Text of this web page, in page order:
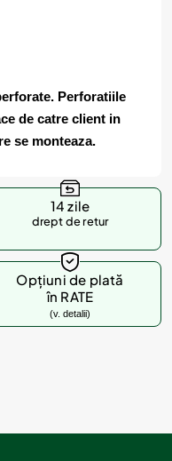
Perforatiile
de catre client in
se monteaza.
14 zile
drept de retur
Opțiuni de plată
în RATE
(v. detalii)